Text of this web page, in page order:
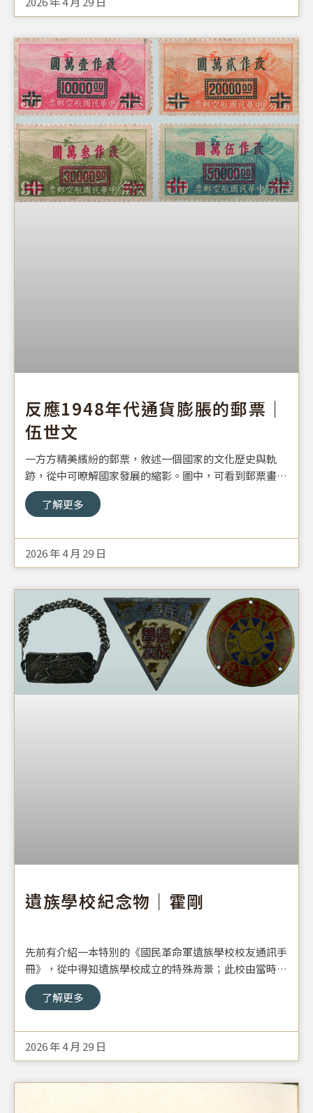
曾任臺中軍中電臺站長。李緒恩是當年探親政策之下，由
反應1948年代通貨膨脹的郵票｜
伍世文
一方方精美繽紛的郵票，敘述一個國家的文化歷史與軌
跡，從中可暸解國家發展的縮影。圖中，可看到郵票畫面
裡有架單翼飛機飛越萬里長城，以及「中華民國航空郵
票」的字樣。此郵票為1930年代發行的航空郵票，當時
票以能運送航空郵件的新式單翼機飛過中國長城為為圖
案，呼應中國航空郵務日益興盛的背景。在郵票正中央及
字符號將原本票值覆蓋的情形。由此得知，郵票原先的面
額已被註銷，並蓋上新的票值，諸如將原本的參角、貳角
伍分、陸角與玖角，分別改作壹萬、貳萬、參萬元與伍萬
元。
了解更多
2026 年 4 月 29 日
遺族學校紀念物｜霍剛
先前有介紹一本特別的《國民革命軍遺族學校校友通訊手
冊》，從中得知遺族學校成立的特殊背景；此校由當時的
總統蔣中正擔任校長，蔣宋美齡夫人擔任主席校董。校方
除了投入齊全的設備與一流的師資，蔣夫人更將遺族學校
親切的「蔣媽媽」來稱呼蔣夫人，以表內心的尊敬與感
恩。遺族學校學生之一的霍剛回憶過往說到，學生入學後
箱、以及制服、衣服、毛巾、牙刷等生活用品。飲食上，
了解更多
2026 年 4 月 29 日